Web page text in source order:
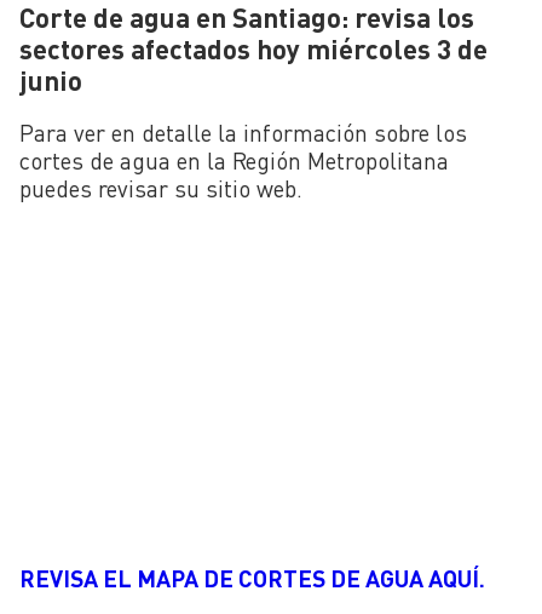
Corte de agua en Santiago: revisa los
sectores afectados hoy miércoles 3 de
junio
Para ver en detalle la información sobre los
cortes de agua en la Región Metropolitana
puedes revisar su sitio web.
REVISA EL MAPA DE CORTES DE AGUA AQUÍ.